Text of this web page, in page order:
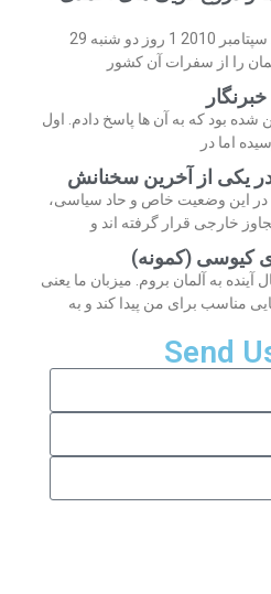
چهارشنبه 31 شهریور 89 / 22 سپتامبر 2010 1 روز دو شنبه 29
را از سفرات آن کشور
بود که به آن ها پاسخ دادم. اول
اما در
یکی از آخرین سخنانش
در این وضعیت خاص و حاد سیاسی،
خارجی قرار گرفته اند و
کیوسی (کمونه)
آینده به آلمان بروم. میزبان ما یعنی
مناسب برای من پیدا کند و به
Send